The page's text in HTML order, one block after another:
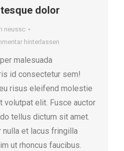
dolor
neussc
hinterlassen
malesuada
id consectetur sem!
risus eleifend molestie
volutpat elit. Fusce auctor
tellus dictum sit amet.
et lacus fringilla
ut rhoncus faucibus.